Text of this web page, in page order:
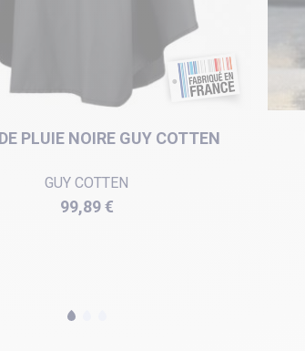
PLUIE NOIRE GUY COTTEN
GUY COTTEN
Prix
99,89 €